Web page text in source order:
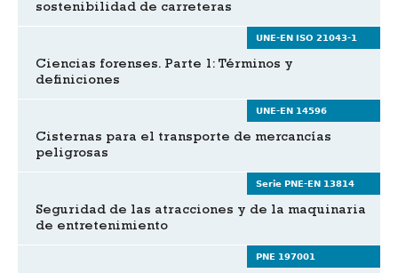
sostenibilidad de carreteras
UNE-EN ISO 21043-1
Ciencias forenses. Parte 1: Términos y
definiciones
UNE-EN 14596
Cisternas para el transporte de mercancías
peligrosas
Serie PNE-EN 13814
Seguridad de las atracciones y de la maquinaria
de entretenimiento
PNE 197001